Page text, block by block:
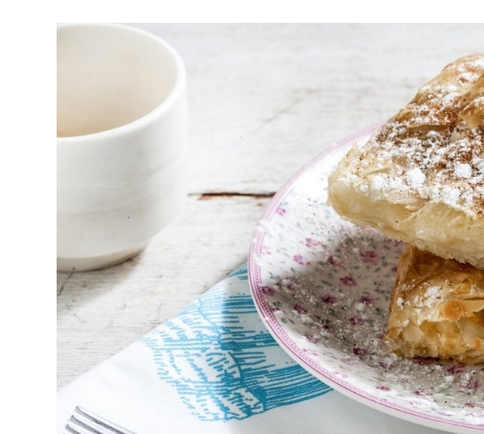
ΜΥΣΤΙΚΑ ΓΙΑ ΑΦΡΑΤΗ ΜΠΟΥΓΑΤΣΑ ΑΠΟ ΤΗΝ ΑΡΓΥΡΩ ΜΠΑΡΜΠΑΡΙΓΟΥ
H ιστορία της μπουγάτσας πηγαίνει
ιστορική διαδρομή από το Βυζάντιο και
μας η μπουγάτσα εξακολουθεί να είναι
οπαδούς και το μέλλον της διαγράφεται
αυτό δεν είναι τυχαίο αφού συχνά πυκνά
θέμα συζήτησης σε φιλικές παρέες.
Η μπουγάτσα Θεσσαλονίκης καιη
στην Ελλάδα. Παραδοσιακοί τεχνίτες
Στη Θεσσαλονίκη, γεμιζόταν με τυρί, με
γλυκιά και κανελοζάχαρη. Σήμερα θα
σοκολάτα.